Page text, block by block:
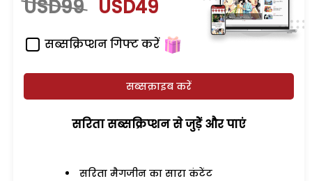
USD99 USD49
सब्सक्रिप्शन गिफ्ट करें
सब्सक्राइब करें
सरिता सब्सक्रिप्शन से जुड़ेें और पाएं
सरिता मैगजीन का सारा कंटेंट